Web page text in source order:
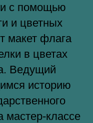
с помощью
и цветных
макет флага
в цветах
Ведущий
историю
мастер-классе